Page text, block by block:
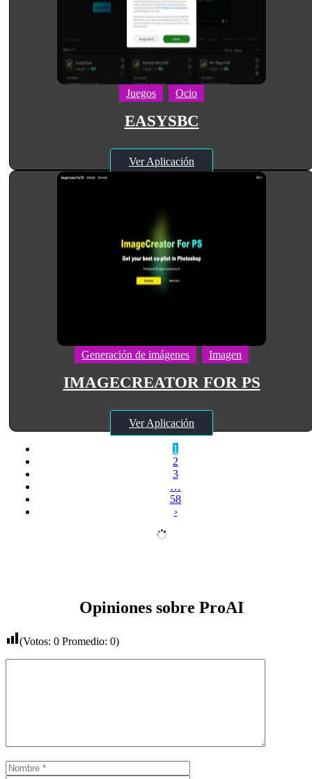
Juegos Ocio
EASYSBC
Ver Aplicación
Generación de imágenes Imagen
IMAGECREATOR FOR PS
Ver Aplicación
1
2
3
…
58
›
Opiniones sobre ProAI
(Votos: 0 Promedio: 0)
Nombre